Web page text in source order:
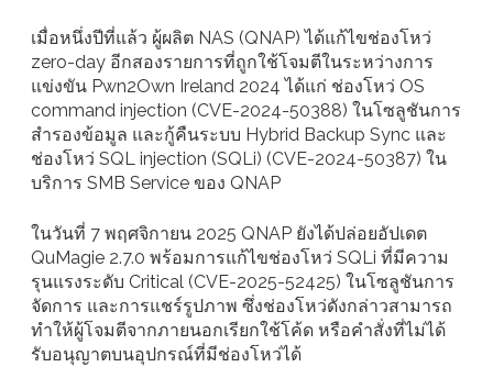
เมื่อหนึ่งปีที่แล้ว ผู้ผลิต NAS (QNAP) ได้แก้ไขช่องโหว่
zero-day อีกสองรายการที่ถูกใช้โจมตีในระหว่างการ
แข่งขัน Pwn2Own Ireland 2024 ได้แก่ ช่องโหว่ OS
command injection (CVE-2024-50388) ในโซลูชันการ
สำรองข้อมูล และกู้คืนระบบ Hybrid Backup Sync และ
ช่องโหว่ SQL injection (SQLi) (CVE-2024-50387) ใน
บริการ SMB Service ของ QNAP
ในวันที่ 7 พฤศจิกายน 2025 QNAP ยังได้ปล่อยอัปเดต
QuMagie 2.7.0 พร้อมการแก้ไขช่องโหว่ SQLi ที่มีความ
รุนแรงระดับ Critical (CVE-2025-52425) ในโซลูชันการ
จัดการ และการแชร์รูปภาพ ซึ่งช่องโหว่ดังกล่าวสามารถ
ทำให้ผู้โจมตีจากภายนอกเรียกใช้โค้ด หรือคำสั่งที่ไม่ได้
รับอนุญาตบนอุปกรณ์ที่มีช่องโหว่ได้